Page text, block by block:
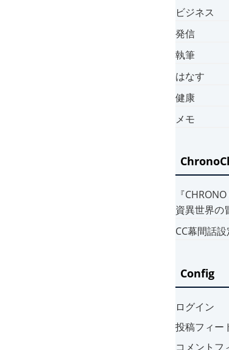
ビジネス
発信
執筆
はなす
健康
メモ
『
資異世界の
CC幕間話
Config
ログイン
投稿フィー
コメントフ